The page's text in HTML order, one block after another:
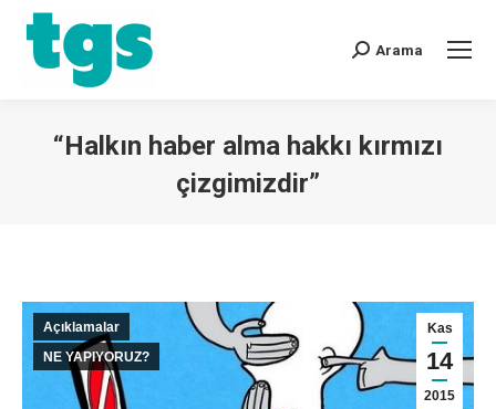
Arama
“Halkın haber alma hakkı kırmızı
çizgimizdir”
Kas
14
2015
Açıklamalar
NE YAPIYORUZ?